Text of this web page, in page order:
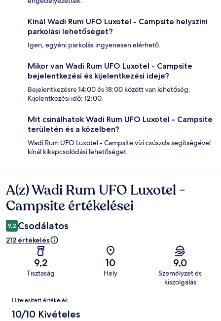
Kínál Wadi Rum UFO Luxotel - Campsite helyszíni
parkolási lehetőséget?
Igen, egyéni parkolás ingyenesen elérhető.
Mikor van Wadi Rum UFO Luxotel - Campsite
bejelentkezési és kijelentkezési ideje?
Bejelentkezésre 14:00 és 18:00 között van lehetőség.
Kijelentkezési idő: 12:00.
Mit csinálhatok Wadi Rum UFO Luxotel - Campsite
területén és a közelben?
Wadi Rum UFO Luxotel - Campsite vízi csúszda segítségével
kínál kikapcsolódási lehetőséget.
Értékelések
A(z) Wadi Rum UFO Luxotel -
Campsite értékelései
9,2 Csodálatos
212 értékelés
9,2
Tisztaság
10
Hely
9,0
Személyzet és
kiszolgálás
Értékelések
Hitelesített értékelés
10/10 Kivételes